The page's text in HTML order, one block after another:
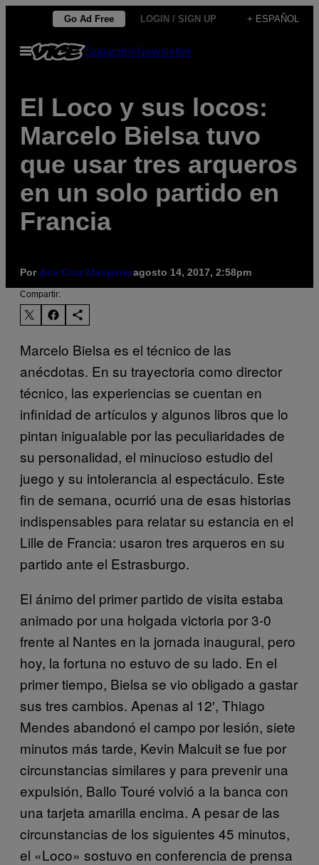
contenido
Go Ad Free LOGIN / SIGN UP + ESPAÑOL
Abrir
Menú
SubscribeNewsletter
El Loco y sus locos:
Marcelo Bielsa tuvo
que usar tres arqueros
en un solo partido en
Francia
Por Ana Cruz Manjarrezagosto 14, 2017, 2:58pm
Compartir:
Marcelo Bielsa es el técnico de las
anécdotas. En su trayectoria como director
técnico, las experiencias se cuentan en
infinidad de artículos y algunos libros que lo
pintan inigualable por las peculiaridades de
su personalidad, el minucioso estudio del
juego y su intolerancia al espectáculo. Este
fin de semana, ocurrió una de esas historias
indispensables para relatar su estancia en el
Lille de Francia: usaron tres arqueros en su
partido ante el Estrasburgo.
El ánimo del primer partido de visita estaba
animado por una holgada victoria por 3-0
frente al Nantes en la jornada inaugural, pero
hoy, la fortuna no estuvo de su lado. En el
primer tiempo, Bielsa se vio obligado a gastar
sus tres cambios. Apenas al 12′, Thiago
Mendes abandonó el campo por lesión, siete
minutos más tarde, Kevin Malcuit se fue por
circunstancias similares y para prevenir una
expulsión, Ballo Touré volvió a la banca con
una tarjeta amarilla encima. A pesar de las
circunstancias de los siguientes 45 minutos,
el «Loco» sostuvo en conferencia de prensa